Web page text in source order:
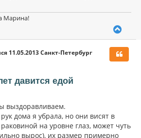
Марина!
у
ч
11.05.2013 Санкт-Петербург
давится едой
выздоравливаем.
дома я убрала, но они висят в
на уровне глаз, может чуть
вырос), их размер примерно